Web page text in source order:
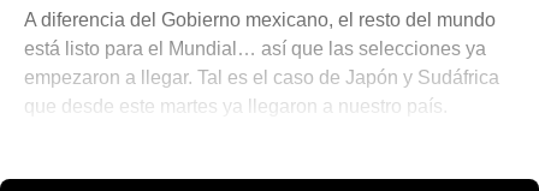
A diferencia del Gobierno mexicano, el resto del mundo
está listo para el Mundial… así que las selecciones ya
empezaron a llegar. Tal es el caso de Japón y Sudáfrica
que desde este martes ya llegaron a nuestro país.